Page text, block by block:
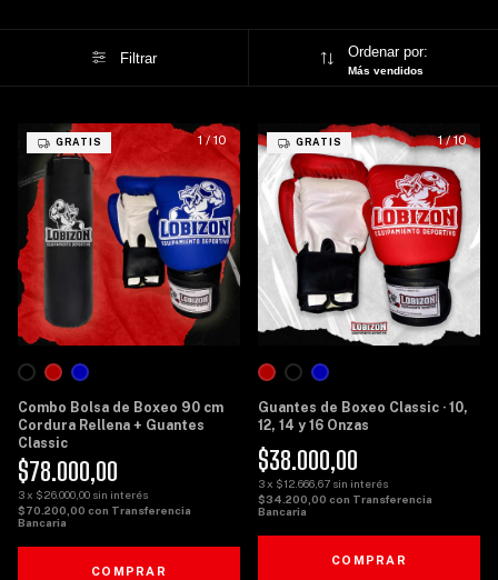
Filtrar Ordenar por:
Más vendidos
1/10
GRATIS
Combo Bolsa de Boxeo 90 cm
Cordura Rellena + Guantes
Classic
$78.000,00
3x $26.000,00 sin interés
$70.200,00 con Transferencia
Bancaria
COMPRAR
1/10
GRATIS
Guantes de Boxeo Classic · 10,
12, 14 y 16 Onzas
$38.000,00
3x $12.666,67 sin interés
$34.200,00 con Transferencia
Bancaria
COMPRAR